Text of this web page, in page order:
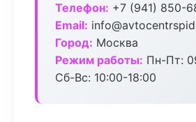
Телефон: +7 (941) 850-
Email:
Город: Москва
Режим работы: Пн-Пт:
Сб-Вс: 10:00-18:00